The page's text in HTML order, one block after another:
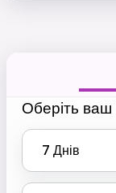
Оберіть ваш
7 Днів